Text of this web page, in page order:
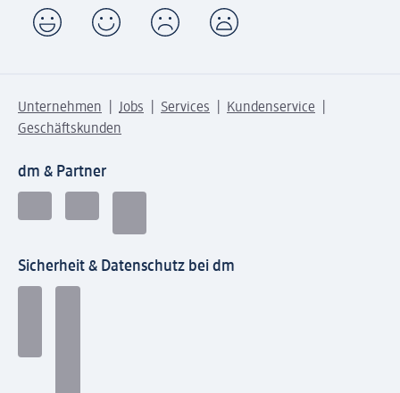
Unternehmen Jobs Services
Kundenservice
Geschäftskunden
dm & Partner
Sicherheit & Datenschutz bei dm